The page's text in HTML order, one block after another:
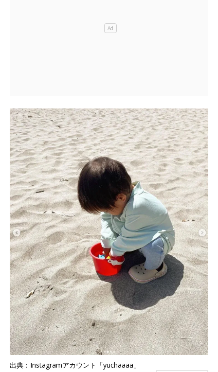
出典：Instagramアカウント「yuchaaaa」